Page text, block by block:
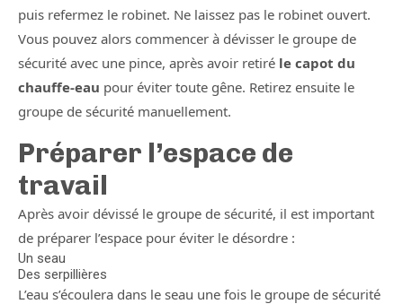
puis refermez le robinet. Ne laissez pas le robinet ouvert.
Vous pouvez alors commencer à dévisser le groupe de
sécurité avec une pince, après avoir retiré le capot du
chauffe-eau pour éviter toute gêne. Retirez ensuite le
groupe de sécurité manuellement.
Préparer l’espace de
travail
Après avoir dévissé le groupe de sécurité, il est important
de préparer l’espace pour éviter le désordre :
Un seau
Des serpillières
L’eau s’écoulera dans le seau une fois le groupe de sécurité